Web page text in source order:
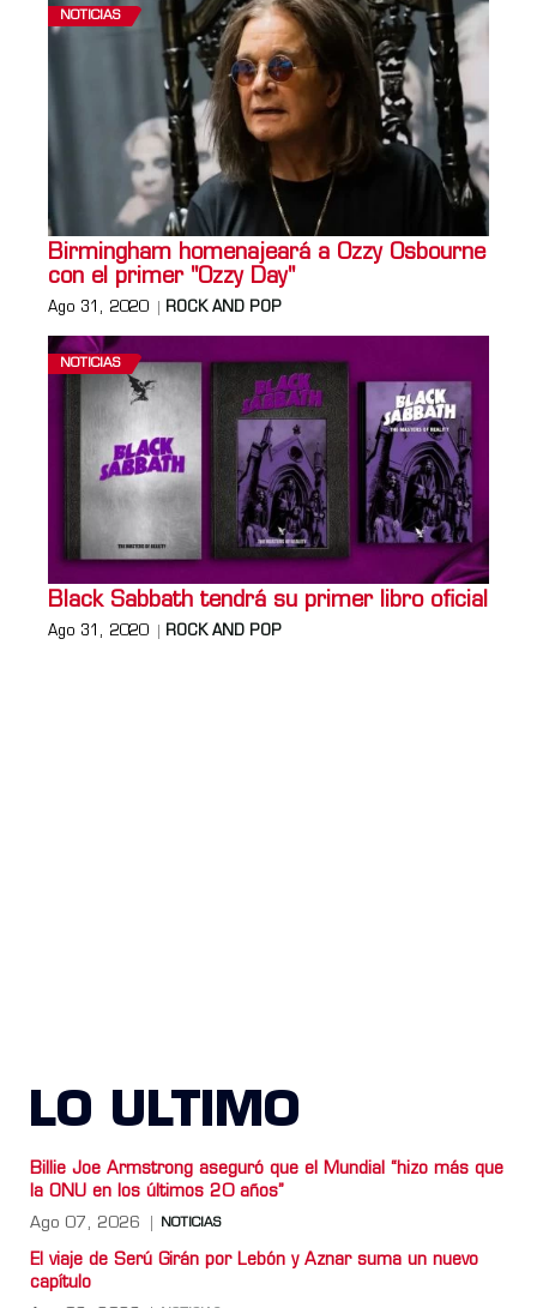
NOTICIAS
Birmingham homenajeará a Ozzy Osbourne
con el primer "Ozzy Day"
Ago 31, 2020 ROCK AND POP
NOTICIAS
Black Sabbath tendrá su primer libro oficial
Ago 31, 2020 ROCK AND POP
LO ULTIMO
Billie Joe Armstrong aseguró que el Mundial “hizo más que
la ONU en los últimos 20 años”
Ago 07, 2026 NOTICIAS
El viaje de Serú Girán por Lebón y Aznar suma un nuevo
capítulo